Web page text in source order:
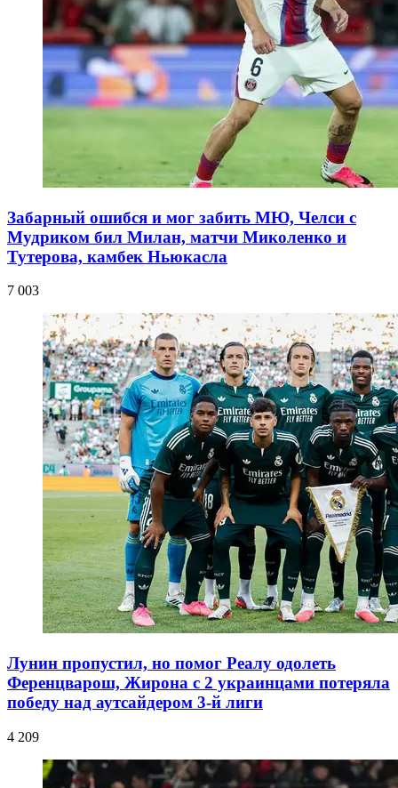
Забарный ошибся и мог забить МЮ, Челси с
Мудриком бил Милан, матчи Миколенко и
Тутерова, камбек Ньюкасла
7 003
Лунин пропустил, но помог Реалу одолеть
Ференцварош, Жирона с 2 украинцами потеряла
победу над аутсайдером 3-й лиги
4 209